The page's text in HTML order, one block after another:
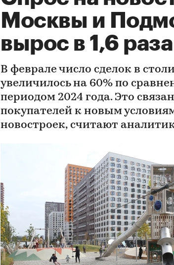
Москвы и
вырос в 1,6
В феврале число сделок в
увеличилось на 60% по
периодом 2024 года. Это
покупателей к новым
новостроек, считают